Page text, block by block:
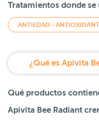
Tratamientos donde se
ANTIEDAD -
Qué productos
Apivita Bee Radiant